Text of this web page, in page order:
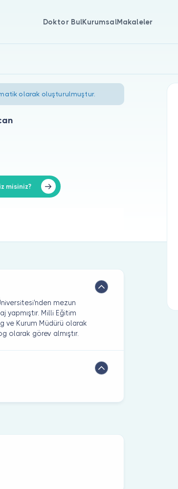
Doktor BulKurumsalMakaleler
olarak oluşturulmuştur.
misiniz?
mezun
Milli Eğitim
ve Kurum Müdürü olarak
olarak görev almıştır.